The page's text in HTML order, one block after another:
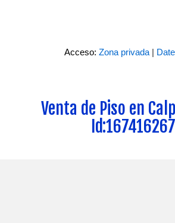
Acceso: Zona privada |
Venta de Piso en
Id:167416267